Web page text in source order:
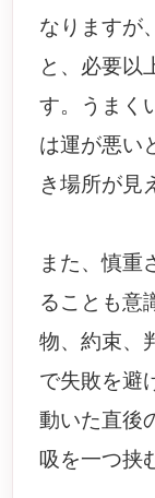
なりますが
と、必要以
す。うまく
は運が悪い
き場所が見
また、慎重
ることも意
物、約束、
で失敗を避
動いた直後
吸を一つ挟